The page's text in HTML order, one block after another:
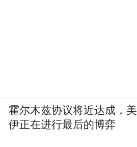
霍尔木兹协议将近达成，美
伊正在进行最后的博弈